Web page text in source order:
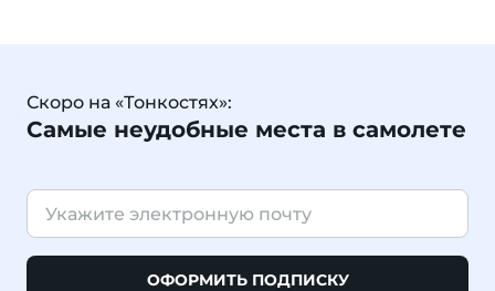
Скоро на «Тонкостях»:
Самые неудобные места в самолете
ОФОРМИТЬ ПОДПИСКУ